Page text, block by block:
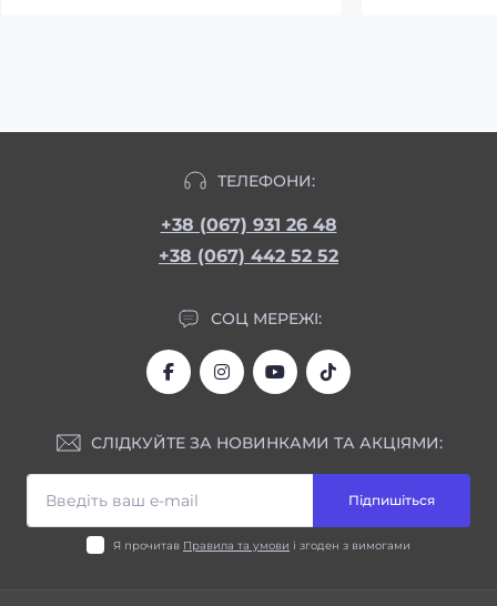
ТЕЛЕФОНИ:
+38 (067) 931 26 48
+38 (067) 442 52 52
СОЦ МЕРЕЖІ:
СЛІДКУЙТЕ ЗА НОВИНКАМИ ТА АКЦІЯМИ:
Підпишіться
Я прочитав Правила та умови і згоден з вимогами